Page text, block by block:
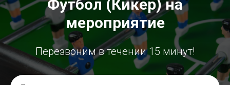
Футбол (Кикер) на
мероприятие
Перезвоним в течении 15 минут!